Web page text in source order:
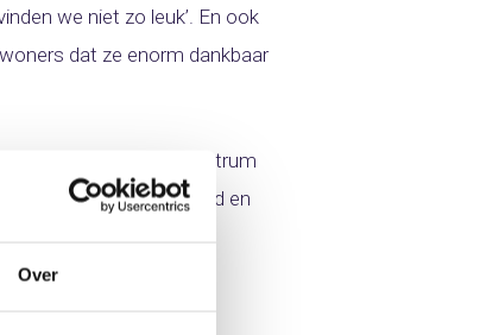
Over
we niet zo leuk’. En ook
dat ze enorm dankbaar
in een zorgcentrum
Op het gebed en